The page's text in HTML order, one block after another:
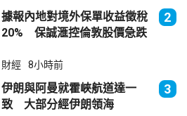
據報內地對境外保單收益徵稅
20% 保誠滙控倫敦股價急跌
2
財經 8小時前
伊朗與阿曼就霍峽航道達一
致 大部分經伊朗領海
3